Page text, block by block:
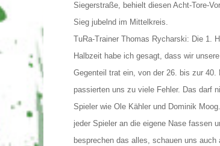
Siegerstraße, behielt diesen Acht-Tore-
Sieg jubelnd im Mittelkreis.
TuRa-Trainer Thomas Rycharski: Die 1.
Halbzeit habe ich gesagt, dass wir
Gegenteil trat ein, von der 26. bis zur
passierten uns zu viele Fehler. Das darf
Spieler wie Ole Kähler und Dominik
jeder Spieler an die eigene Nase fassen
besprechen das alles, schauen uns